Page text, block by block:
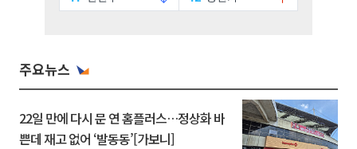
주요뉴스
22일 만에 다시 문 연 홈플러스…정상화 바
쁜데 재고 없어 ‘발동동’[가보니]